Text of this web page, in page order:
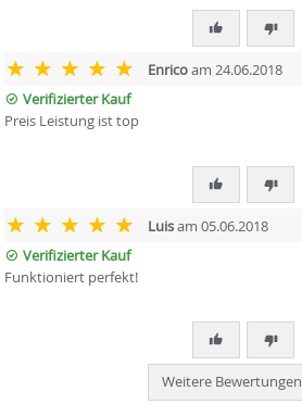
Enricoam 24.06.2018
Verifizierter Kauf
Preis Leistung ist top
Luisam 05.06.2018
Verifizierter Kauf
Funktioniert perfekt!
Weitere Bewertungen